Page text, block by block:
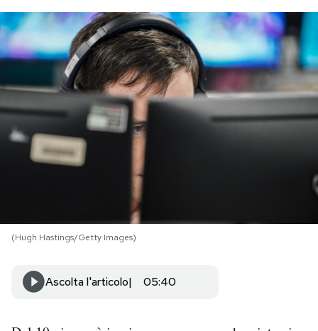
Sport
Mondiali calcio 2026
PODCAST
NEWSLETTER
I MIEI PREFERITI
(Hugh Hastings/Getty Images)
Ascolta l'articolo 05:40